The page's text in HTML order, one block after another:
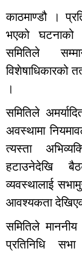
काठमाण्डौ ।
भएको घटनाको
समितिले
विशेषाधिकारको
।
समितिले
अवस्थामा
त्यस्ता
हटाउनेदेखि
व्यवस्थालाई
आवश्यकता
समितिले
प्रतिनिधि